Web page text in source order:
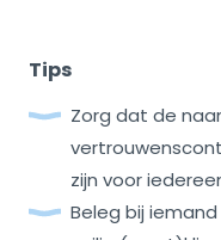
Tips
Zorg dat de
zijn voor
Beleg bij